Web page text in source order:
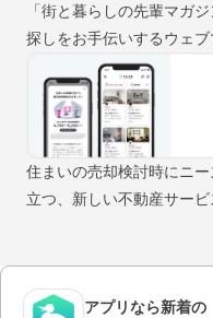
「街と暮らしの先輩マガ
探しをお手伝いするウェブ
住まいの売却検討時にニ
立つ、新しい不動産サービ
アプリなら新着の